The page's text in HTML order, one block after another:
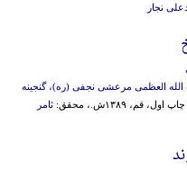
نجار
العظمی مرعشی نجفی (ره)، گنجینه
اول، قم، ۱۳۸۹ش.، محقق:
ثامر